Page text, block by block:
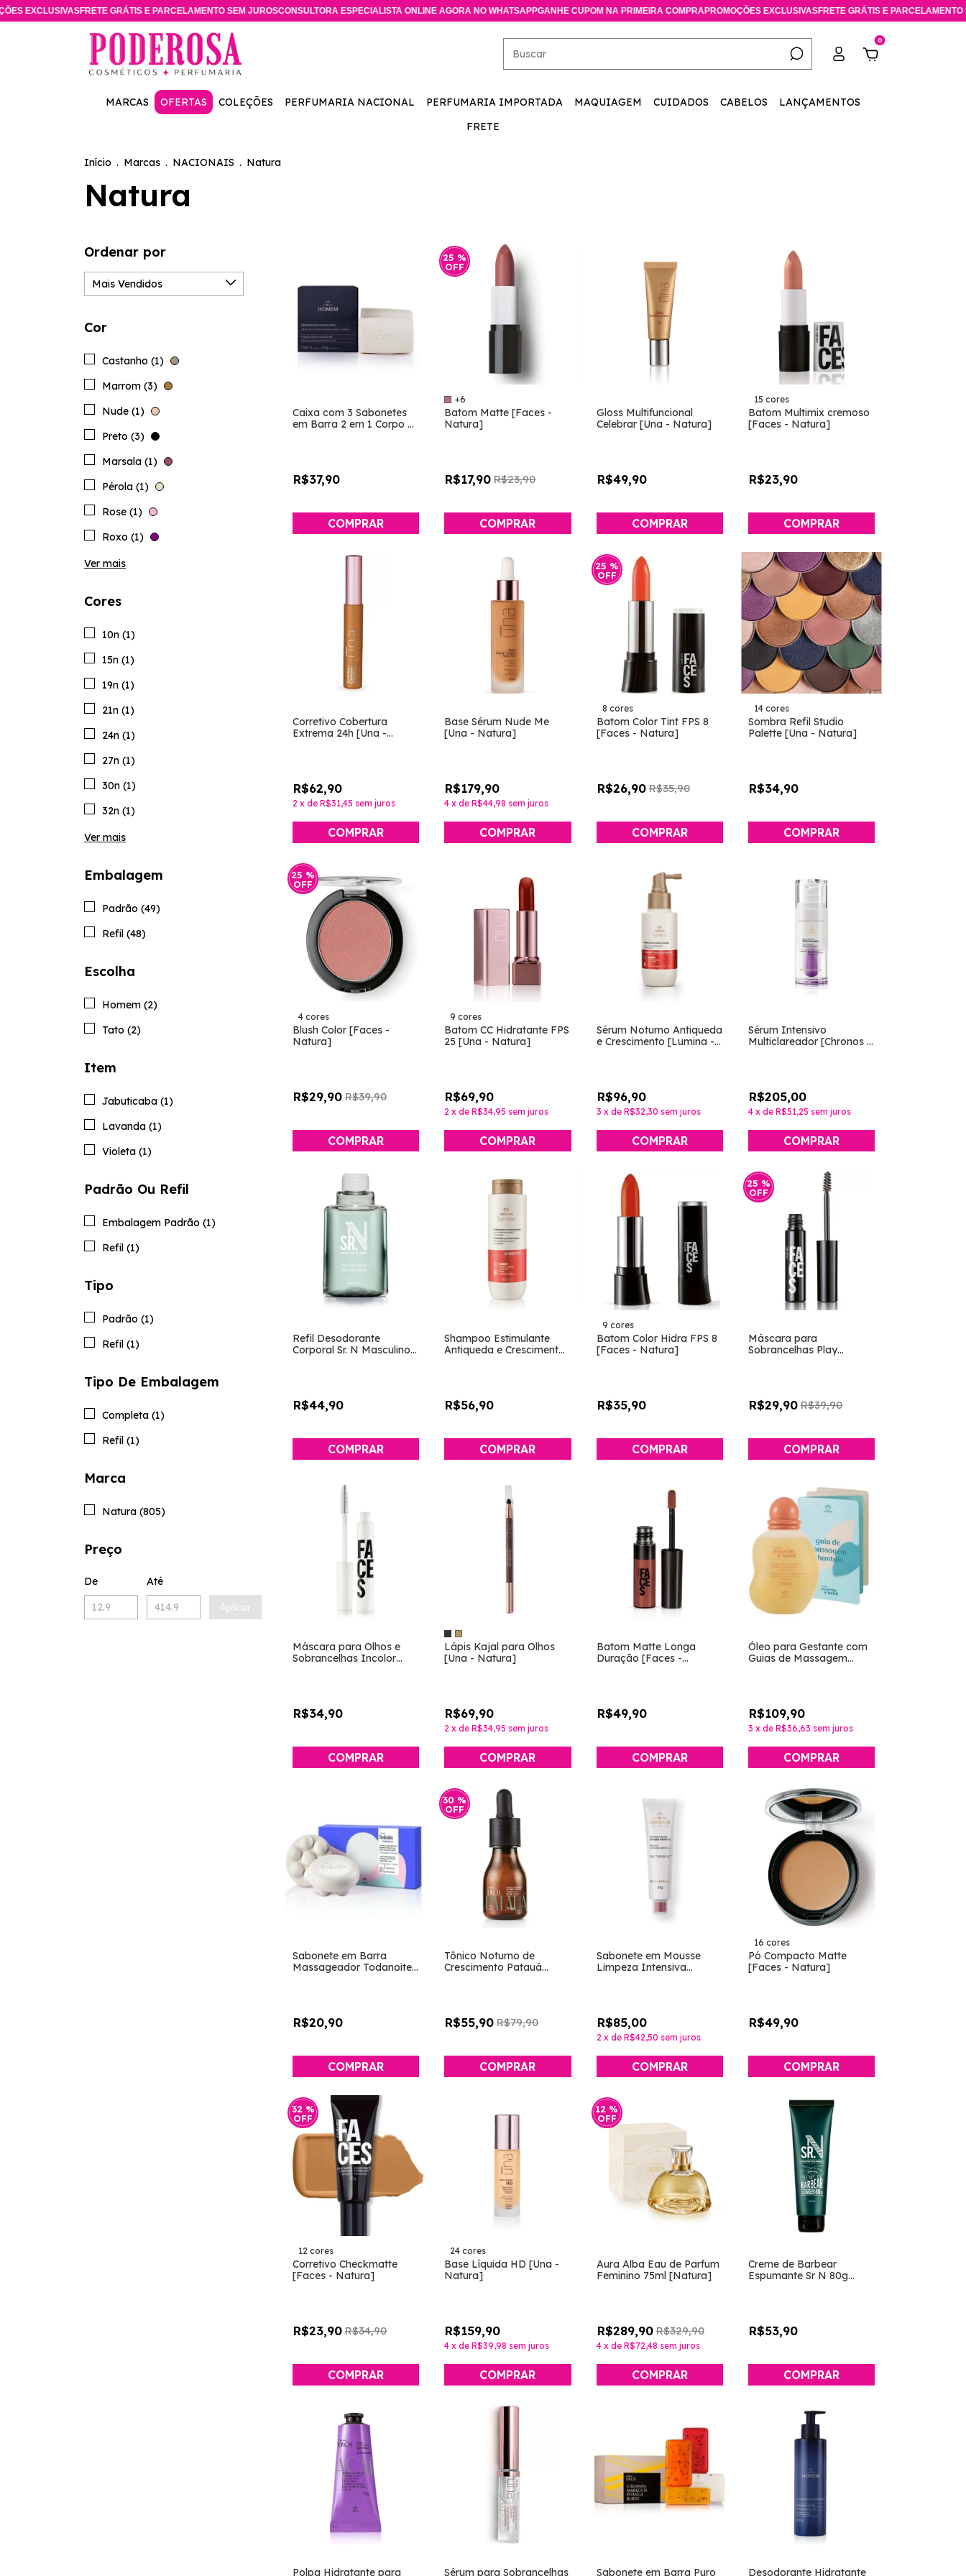
FRETE GRÁTIS E PARCELAMENTO SEM JUROSCONSULTORA ESPECIALISTA ONLINE AGORA NO WHATSAPPGANHE CUPOM NA PRIMEIRA COMPRAPROMOÇÕES EXCLUSIVASFRETE GRÁTIS E PARCELAMENTO SEM JUROS
0
MARCAS OFERTAS COLEÇÕES PERFUMARIA NACIONAL PERFUMARIA IMPORTADA MAQUIAGEM CUIDADOS CABELOS
LANÇAMENTOS
FRETE
Início . Marcas . NACIONAIS . Natura
Natura
Ordenar por
Cor
Castanho (1)
Marrom (3)
Nude (1)
Preto (3)
Marsala (1)
Pérola (1)
Rose (1)
Roxo (1)
Ver mais
Cores
10n (1)
15n (1)
19n (1)
21n (1)
24n (1)
27n (1)
30n (1)
32n (1)
Ver mais
Embalagem
Padrão (49)
Refil (48)
Escolha
Homem (2)
Tato (2)
Item
Jabuticaba (1)
Lavanda (1)
Violeta (1)
Padrão Ou Refil
Embalagem Padrão (1)
Refil (1)
Tipo
Padrão (1)
Refil (1)
Tipo De Embalagem
Completa (1)
Refil (1)
Marca
Natura (805)
Preço
De Até
Aplicar
Caixa com 3 Sabonetes
em Barra 2 em 1 Corpo e
R$37,90
25 %
OFF
+6
Batom Matte [Faces -
Natura]
R$17,90 R$23,90
COMPRAR
Gloss Multifuncional
Celebrar [Una - Natura]
R$49,90
15 cores
Batom Multimix cremoso
[Faces - Natura]
R$23,90
COMPRAR
Corretivo Cobertura
Extrema 24h [Una -
R$62,90
2 x de R$31,45 sem juros
COMPRAR
Base Sérum Nude Me
[Una - Natura]
R$179,90
4 xdeR$44,98 sem juros
COMPRAR
25 %
OFF
8 cores
Batom Color Tint FPS 8
[Faces - Natura]
R$26,90 R$35,90
COMPRAR
14 cores
Sombra Refil Studio
Palette [Una - Natura]
R$34,90
COMPRAR
25 %
OFF
4 cores
Blush Color [Faces -
Natura]
R$29,90 R$39,90
COMPRAR
9 cores
Batom CC Hidratante FPS
25 [Una - Natura]
R$69,90
2 xdeR$34,95 sem juros
COMPRAR
Sérum Noturno Antiqueda
e Crescimento [Lumina -
R$96,90
3 x de R$32,30 sem juros
Sérum Intensivo
Multiclareador [Chronos -
R$205,00
4 x de R$51,25 sem juros
Refil Desodorante
Corporal Sr. N Masculino
R$44,90
Shampoo Estimulante
Antiqueda e Crescimento
R$56,90
9 cores
Batom Color Hidra FPS 8
[Faces - Natura]
R$35,90
COMPRAR
25 %
OFF
Máscara para
Sobrancelhas Play
R$29,90 R$39,90
Máscara para Olhos e
Sobrancelhas Incolor
R$34,90
Lápis Kajal para Olhos
[Una - Natura]
R$69,90
2 xdeR$34,95 sem juros
COMPRAR
Batom Matte Longa
Duração [Faces -
R$49,90
COMPRAR
Óleo para Gestante com
Guias de Massagem
R$109,90
3 x de R$36,63 sem juros
Sabonete em Barra
Massageador Todanoite
R$20,90
30 %
OFF
Tônico Noturno de
Crescimento Patauá
R$55,90 R$79,90
Sabonete em Mousse
Limpeza Intensiva
R$85,00
2 x de R$42,50 sem juros
16 cores
Pó Compacto Matte
[Faces - Natura]
R$49,90
COMPRAR
32 %
OFF
12 cores
Corretivo Checkmatte
[Faces - Natura]
R$23,90 R$34,90
COMPRAR
24 cores
Base Líquida HD [Una -
Natura]
R$159,90
4 xdeR$39,98 sem juros
COMPRAR
12 %
OFF
Aura Alba Eau de Parfum
Feminino 75ml [Natura]
R$289,90 R$329,90
4 x de R$72,48 sem juros
Creme de Barbear
Espumante Sr N 80g
R$53,90
Polpa Hidratante para Sérum para Sobrancelhas Sabonete em Barra Puro Desodorante Hidratante